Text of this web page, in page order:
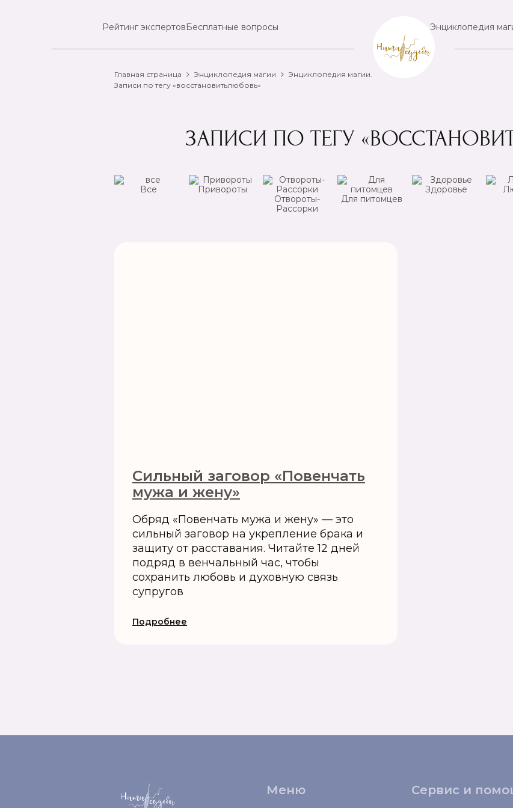
Рейтинг экспертовБесплатные вопросы Энциклопедия
Главная страница Энциклопедия магии
Энциклопедия магии.
Записи по тегу «восстановитьлюбовь»
ЗАПИСИ ПО ТЕГУ
Все
Привороты
Отвороты-
Рассорки
Для питомцев
Здоровье
Сильный заговор «Повенчать
мужа и жену»
Обряд «Повенчать мужа и жену» — это
сильный заговор на укрепление брака и
защиту от расставания. Читайте 12 дней
подряд в венчальный час, чтобы
сохранить любовь и духовную связь
супругов
Подробнее
Меню Сервис и